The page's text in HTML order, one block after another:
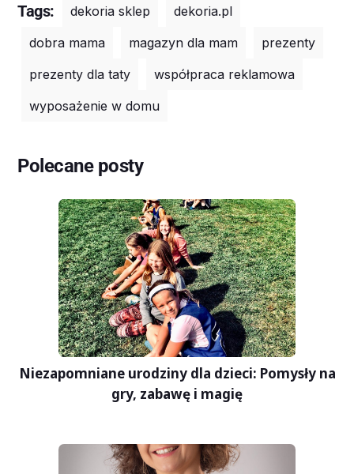
Tags: dekoria sklep
dekoria.pl
dobra mama
magazyn dla mam
prezenty
prezenty dla taty
współpraca reklamowa
wyposażenie w domu
Polecane posty
Niezapomniane urodziny dla dzieci: Pomysły na
gry, zabawę i magię